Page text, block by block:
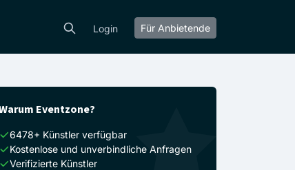
Login Für Anbietende
Eventzone?
6478+ Künstler verfügbar
Kostenlose und unverbindliche Anfragen
Verifizierte Künstler